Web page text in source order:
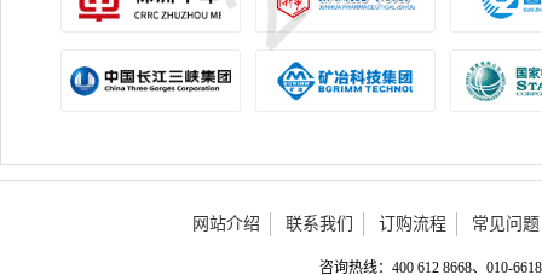
网站介绍 联系我们 订购流程 常见问题
咨询热线：400 612 8668、010-